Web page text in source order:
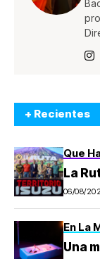
+ Recientes
Que
La
06/08/
En La
Una